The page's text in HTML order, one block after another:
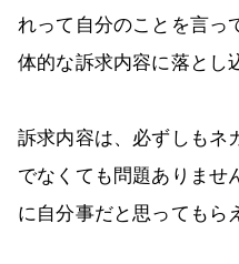
れって自分のことを言っ
体的な訴求内容に落とし
訴求内容は、必ずしもネ
でなくても問題ありませ
に自分事だと思ってもら